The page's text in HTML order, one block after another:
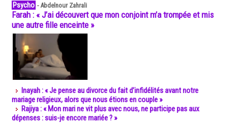
Psycho -Abdelnour Zahrali
Farah : « J’ai découvert que mon conjoint m’a trompée et mis
une autre fille enceinte »
Inayah : « Je pense au divorce du fait d’infidélités avant notre
mariage religieux, alors que nous étions en couple »
Rajiya : « Mon mari ne vit plus avec nous, ne participe pas aux
dépenses : suis-je encore mariée ? »